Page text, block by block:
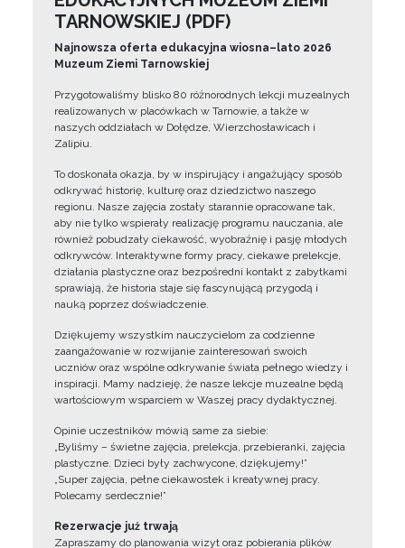
TARNOWSKIEJ (PDF)
Najnowsza oferta edukacyjna wiosna–lato 2026
Muzeum Ziemi Tarnowskiej
Przygotowaliśmy blisko 80 różnorodnych lekcji muzealnych
realizowanych w placówkach w Tarnowie, a także w
naszych oddziałach w Dołędze, Wierzchosławicach i
Zalipiu.
To doskonała okazja, by w inspirujący i angażujący sposób
odkrywać historię, kulturę oraz dziedzictwo naszego
regionu. Nasze zajęcia zostały starannie opracowane tak,
aby nie tylko wspierały realizację programu nauczania, ale
również pobudzały ciekawość, wyobraźnię i pasję młodych
odkrywców. Interaktywne formy pracy, ciekawe prelekcje,
działania plastyczne oraz bezpośredni kontakt z zabytkami
sprawiają, że historia staje się fascynującą przygodą i
nauką poprzez doświadczenie.
Dziękujemy wszystkim nauczycielom za codzienne
zaangażowanie w rozwijanie zainteresowań swoich
uczniów oraz wspólne odkrywanie świata pełnego wiedzy i
inspiracji. Mamy nadzieję, że nasze lekcje muzealne będą
wartościowym wsparciem w Waszej pracy dydaktycznej.
Opinie uczestników mówią same za siebie:
„Byliśmy – świetne zajęcia, prelekcja, przebieranki, zajęcia
plastyczne. Dzieci były zachwycone, dziękujemy!”
„Super zajęcia, pełne ciekawostek i kreatywnej pracy.
Polecamy serdecznie!”
Rezerwacje już trwają
Zapraszamy do planowania wizyt oraz pobierania plików